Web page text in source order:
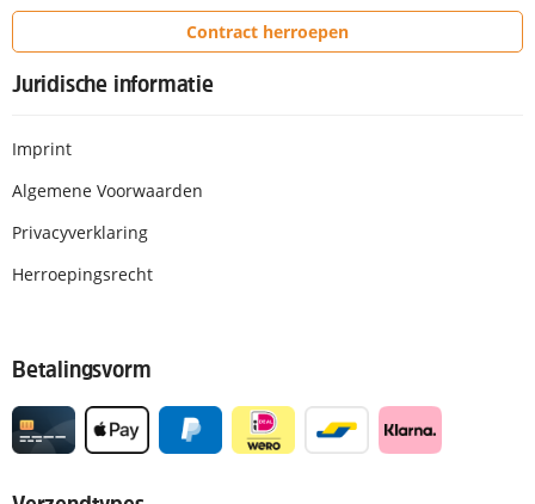
Contract herroepen
Juridische informatie
Imprint
Algemene Voorwaarden
Privacyverklaring
Herroepingsrecht
Betalingsvorm